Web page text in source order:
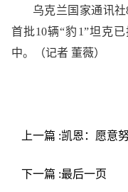
乌克兰国家通讯
首批10辆“豹1”坦克
中。（记者 董薇）
下一篇 :最后一页